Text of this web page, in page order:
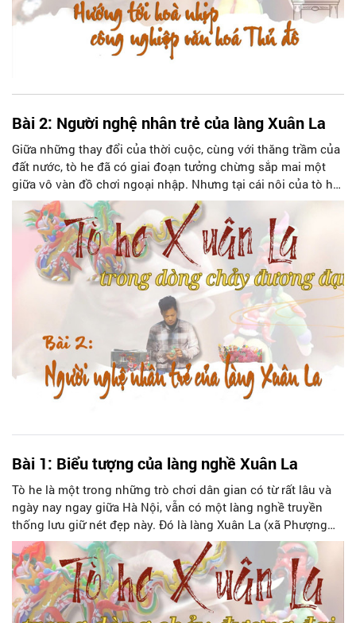
Bài 2: Người nghệ nhân trẻ của làng Xuân La
Giữa những thay đổi của thời cuộc, cùng với thăng trầm của
đất nước, tò he đã có giai đoạn tưởng chừng sắp mai một
giữa vô vàn đồ chơi ngoại nhập. Nhưng tại cái nôi của tò he,
với trái tim tâm huyết, dành hơn 20 năm để học hỏi, nghiên
cứu và cải tiến các sản phẩm tò he của quê hương, nghệ
nhân trẻ Đặng Văn Hậu vẫn đang “miệt mài” lan tỏa những
giá trị truyền thống của tò he tới khắp cả nước và quốc tế.
Bài 1: Biểu tượng của làng nghề Xuân La
Tò he là một trong những trò chơi dân gian có từ rất lâu và
ngày nay ngay giữa Hà Nội, vẫn có một làng nghề truyền
thống lưu giữ nét đẹp này. Đó là làng Xuân La (xã Phượng
Dực, huyện Phú Xuyên, Hà Nội), nơi được coi là “cái nôi”
sinh ra nghề nặn tò he - một nghề “độc nhất vô nhị”. Không
chỉ là một nghề mưu sinh, nặn tò he ở làng Xuân La đã trở
thành nét đẹp văn hóa dân gian, góp phần giáo dục thế hệ
trẻ về lịch sử, bản sắc văn hóa và cội nguồn dân tộc.